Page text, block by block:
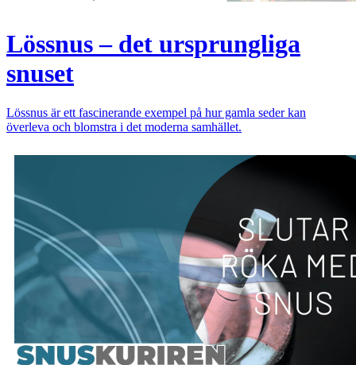
Lössnus – det ursprungliga
snuset
Lössnus är ett fascinerande exempel på hur gamla seder kan
överleva och blomstra i det moderna samhället.